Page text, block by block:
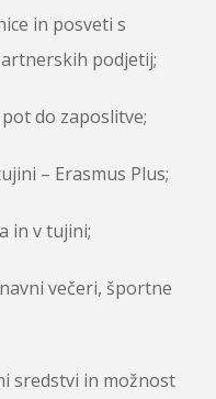
in posveti s
podjetij;
do zaposlitve;
– Erasmus Plus;
in v tujini;
večeri, športne
sredstvi in možnost